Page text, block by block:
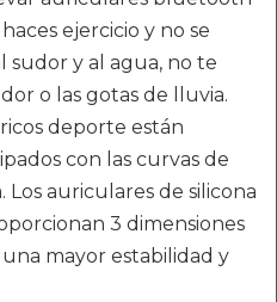
ejercicio y no se
sudor y al agua, no te
o las gotas de lluvia.
deporte están
con las curvas de
auriculares de silicona
3 dimensiones
mayor estabilidad y